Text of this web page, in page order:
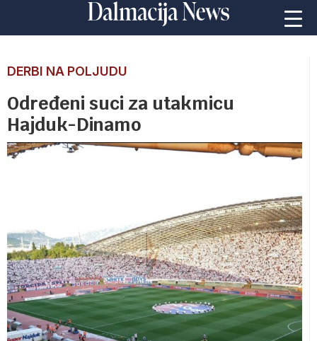
DERBI NA POLJUDU
Određeni suci za utakmicu
Hajduk-Dinamo